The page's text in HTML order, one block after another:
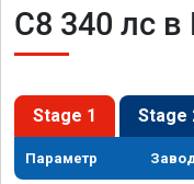
C8 340 лс в
Stage 1 Stage
Параметр